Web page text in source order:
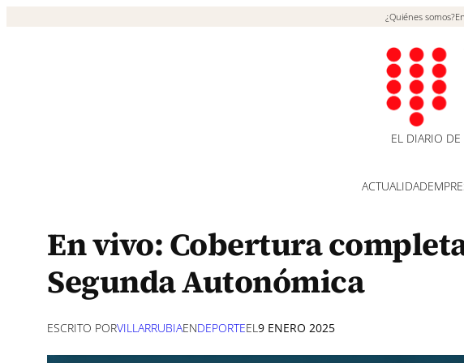
¿Quiénes somos?
EL DIARIO
ACTUALIDAD
En vivo: Cobertura
Segunda Autonómica
ESCRITO PORVILLARRUBIAENDEPORTEEL9 ENERO 2025